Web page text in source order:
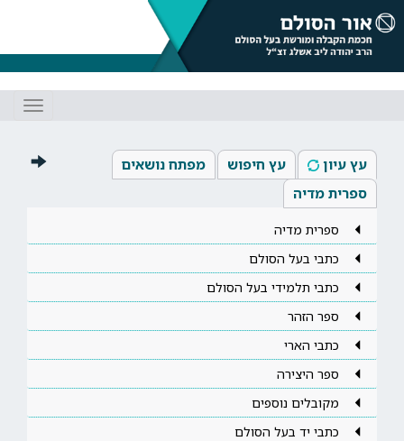
עץ עיון עץ חיפוש
מפתח נושאים
ספרית מדיה
ספרית מדיה
כתבי בעל הסולם
כתבי תלמידי בעל הסולם
ספר הזהר
כתבי הארי
ספר היצירה
מקובלים נוספים
כתבי יד בעל הסולם